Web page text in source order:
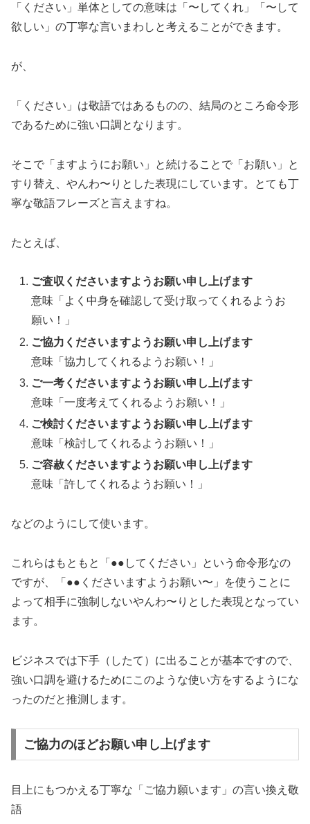
「ください」単体としての意味は「〜してくれ」「〜して
欲しい」の丁寧な言いまわしと考えることができます。
が、
「ください」は敬語ではあるものの、結局のところ命令形
であるために強い口調となります。
そこで「ますようにお願い」と続けることで「お願い」と
すり替え、やんわ〜りとした表現にしています。とても丁
寧な敬語フレーズと言えますね。
たとえば、
ご査収くださいますようお願い申し上げます
意味「よく中身を確認して受け取ってくれるようお
願い！」
ご協力くださいますようお願い申し上げます
意味「協力してくれるようお願い！」
ご一考くださいますようお願い申し上げます
意味「一度考えてくれるようお願い！」
ご検討くださいますようお願い申し上げます
意味「検討してくれるようお願い！」
ご容赦くださいますようお願い申し上げます
意味「許してくれるようお願い！」
などのようにして使います。
これらはもともと「●●してください」という命令形なの
ですが、「●●くださいますようお願い〜」を使うことに
よって相手に強制しないやんわ〜りとした表現となってい
ます。
ビジネスでは下手（したて）に出ることが基本ですので、
強い口調を避けるためにこのような使い方をするようにな
ったのだと推測します。
ご協力のほどお願い申し上げます
目上にもつかえる丁寧な「ご協力願います」の言い換え敬
語